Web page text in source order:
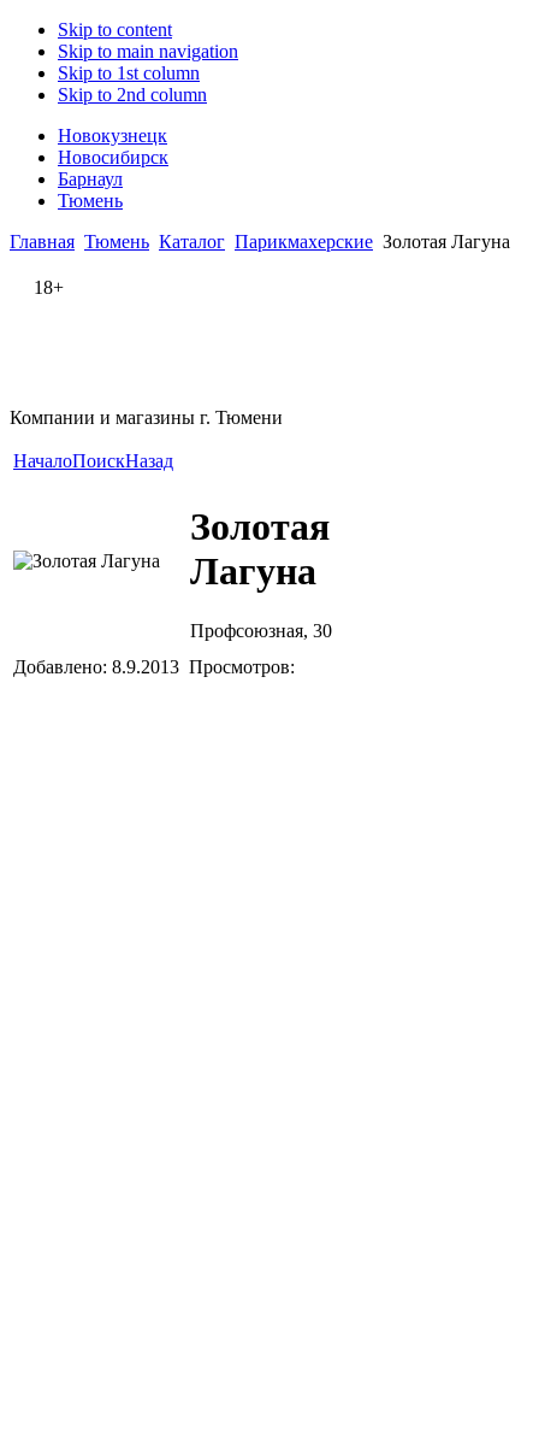
Skip to content
Skip to main navigation
Skip to 1st column
Skip to 2nd column
Новокузнецк
Новосибирск
Барнаул
Тюмень
Главная Тюмень Каталог Парикмахерские Золотая Лагуна
18+
Компании и магазины г. Тюмени
НачалоПоискНазад
Золотая
Лагуна
Профсоюзная, 30
Добавлено: 8.9.2013 Просмотров: